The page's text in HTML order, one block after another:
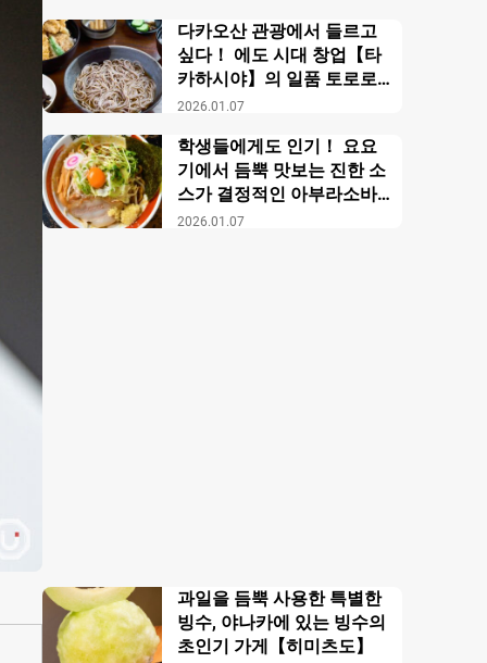
2026.01.07
다카오산 관광에서 들르고
싶다！ 에도 시대 창업【타
카하시야】의 일품 토로로
소바
2026.01.07
학생들에게도 인기！ 요요
기에서 듬뿍 맛보는 진한 소
스가 결정적인 아부라소바
【무사시노 아부라 각카
과일을 듬뿍 사용한 특별한
빙수, 야나카에 있는 빙수의
초인기 가게【히미츠도】